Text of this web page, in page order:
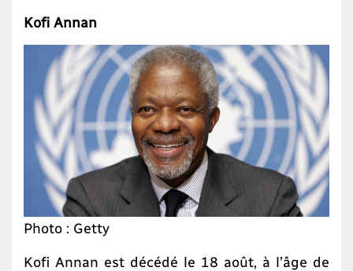
Kofi Annan
Photo : Getty
Kofi Annan est décédé le 18 août, à l’âge de